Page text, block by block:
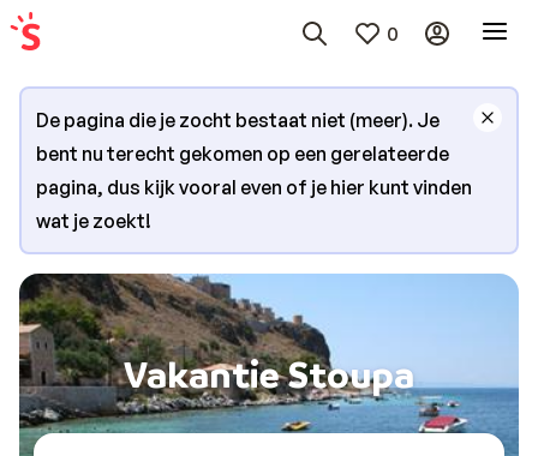
0
De pagina die je zocht bestaat niet (meer). Je
bent nu terecht gekomen op een gerelateerde
pagina, dus kijk vooral even of je hier kunt vinden
wat je zoekt!
Vakantie Stoupa